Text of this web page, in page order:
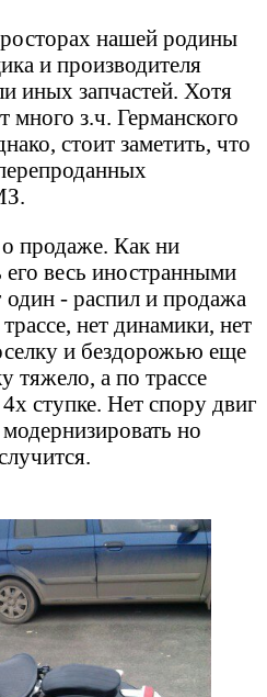
нашей родины
и производителя
иных запчастей. Хотя
много з.ч. Германского
стоит заметить, что
продаже. Как ни
его весь иностранными
один - распил и продажа
нет динамики, нет
и бездорожью еще
тяжело, а по трассе
ступке. Нет спору двиг
но